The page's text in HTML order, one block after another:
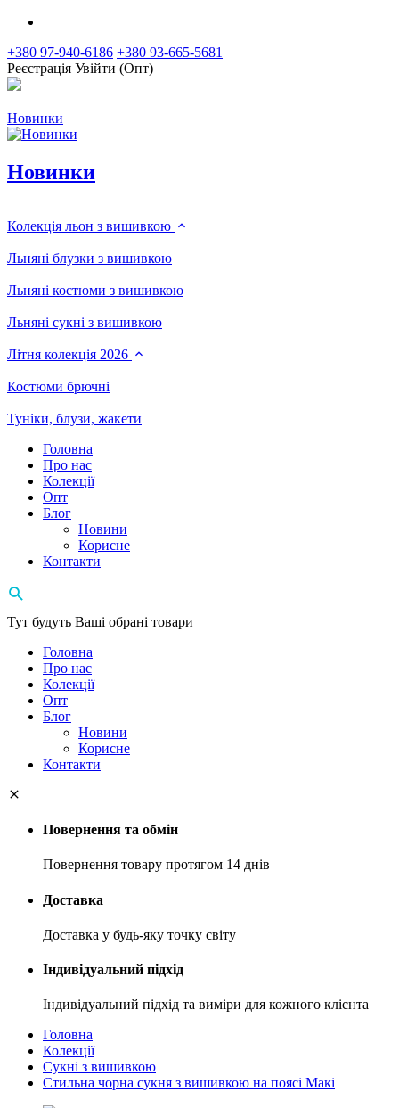
+380 97-940-6186 +380 93-665-5681
Реєстрація Увійти (Опт)
Новинки
Новинки
Колекція льон з вишивкою
Льняні блузки з вишивкою
Льняні костюми з вишивкою
Льняні сукні з вишивкою
Літня колекція 2026
Костюми брючні
Туніки, блузи, жакети
Головна
Про нас
Колекції
Опт
Блог
Новини
Корисне
Контакти
Тут будуть Ваші обрані товари
Головна
Про нас
Колекції
Опт
Блог
Новини
Корисне
Контакти
Повернення та обмін
Повернення товару протягом 14 днів
Доставка
Доставка у будь-яку точку світу
Індивідуальний підхід
Індивідуальний підхід та виміри для кожного клієнта
Головна
Колекції
Сукні з вишивкою
Стильна чорна сукня з вишивкою на поясі Макі